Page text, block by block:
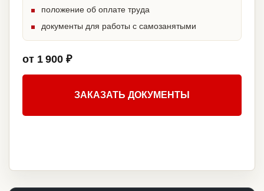
положение об оплате труда
документы для работы с самозанятыми
от 1 900 ₽
ЗАКАЗАТЬ ДОКУМЕНТЫ